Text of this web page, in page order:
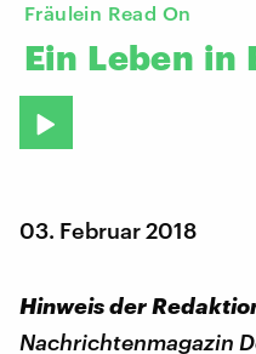
Fräulein Read On
Ein Leben in
03. Februar 2018
Hinweis der
Nachrichtenmagazin